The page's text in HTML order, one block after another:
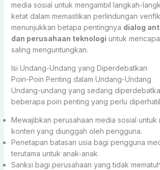
media sosial untuk mengambil langkah-
ketat dalam memastikan perlindungan
menunjukkan betapa pentingnya dialog
dan perusahaan teknologi untuk
saling menguntungkan.
Isi Undang-Undang yang Diperdebatkan
Poin-Poin Penting dalam Undang-Undang
Undang-undang yang sedang
beberapa poin penting yang perlu
Mewajibkan perusahaan media sosial untuk
konten yang diunggah oleh pengguna.
Penetapan batasan usia bagi pengguna
terutama untuk anak-anak.
Sanksi bagi perusahaan yang tidak